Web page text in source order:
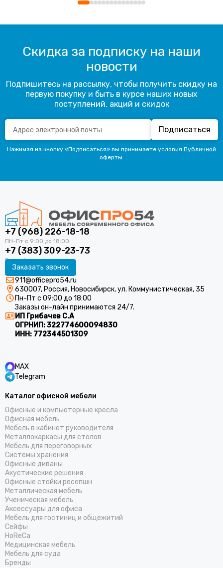
Скидка за подписку на наши
новости
Подпишитесь на рассылку, чтобы получить скидку на
первую покупку и быть в курсе наших новых
поступлений, акций и скидок
Подписаться
Нажимая на кнопку «Подписаться» вы принимаете условия Публичной
оферты.
+7 (968) 226-18-18
+7 (383) 309-23-73
Заказать звонок
911@officepro54.ru
630007, Россия, Новосибирск, ул. Коммунистическая, 35
Пн-Пт с 09:00 до 18:00
Заказы он-лайн принимаются 24/7.
ИП Грибачев С.А
ОГРНИП:322774600094830
ИНН: 772344501309
MAX
Telegram
Каталог офисной мебели
Офисные и компьютерные кресла
Офисная мебель
Мебель в кабинет руководителя
Металлокаркасы для столов
Мебель для переговорных
Системы хранения
Офисные диваны
Акустические решения
Офисные стойки ресепшн
Металлическая мебель
Ученическая мебель
Аксессуары для офиса
Мебель для гостиниц и общежитий
Cейфы
HoReCa
Медицинская мебель
Мебель для суда
Бренды